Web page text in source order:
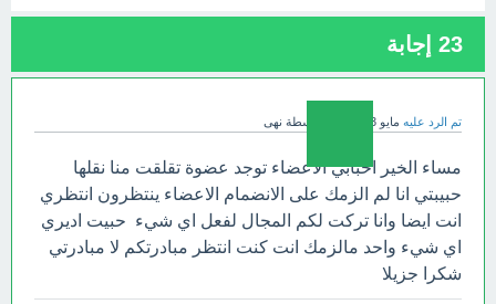
23 إجابة
تم الرد عليه مايو 13، 2018 بواسطة نهى
مساء الخير احبابي الاعضاء توجد عضوة تقلقت منا نقلها
حبيبتي انا لم الزمك على الانضمام الاعضاء ينتظرون انتظري
انت ايضا وانا تركت لكم المجال لفعل اي شيء حبيت اديري
اي شيء واحد مالزمك انت كنت انتظر مبادرتكم لا مبادرتي
شكرا جزيلا